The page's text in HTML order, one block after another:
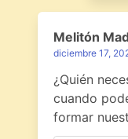
Melitón
diciembre 17,
¿Quién
cuando
formar